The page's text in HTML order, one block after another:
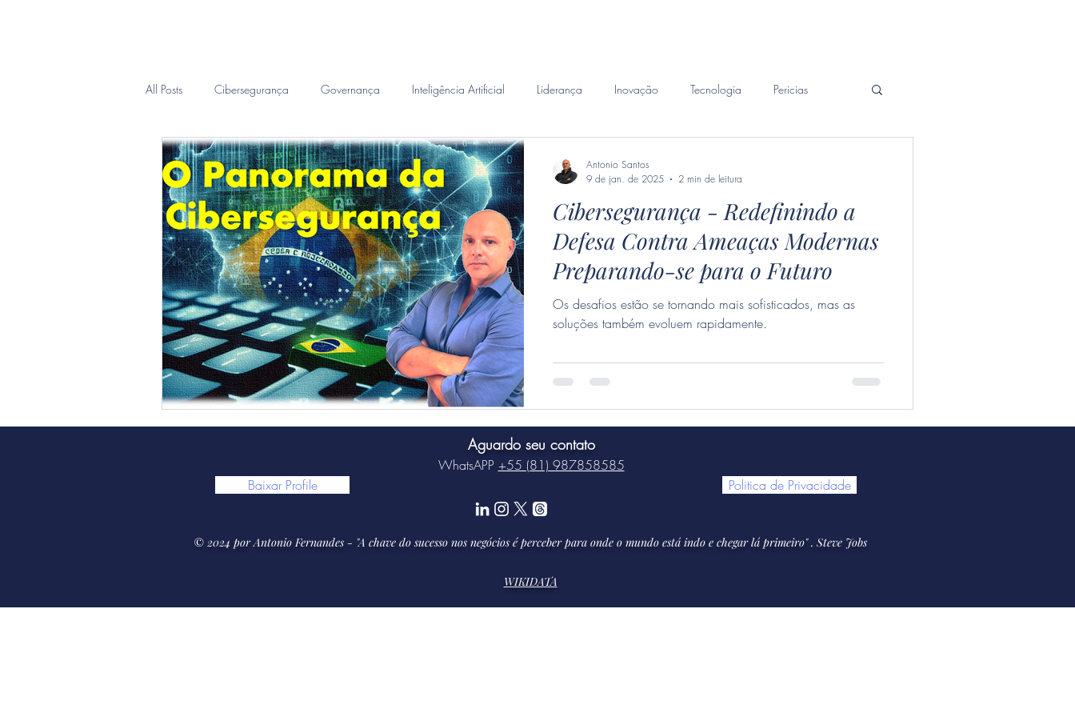
All Posts Cibersegurança Governança Inteligência Artificial Liderança Inovação Tecnologia Pericias
Inteligência Forense
Cibersegurança - Redefinindo a
Defesa Contra Ameaças Modernas
Preparando-se para o Futuro
Os desafios estão se tornando mais sofisticados, mas as
soluções também evoluem rapidamente.
Antonio Santos
9 de jan. de 2025
2 min de leitura
Baixar Profile
Aguardo seu contato
WhatsAPP +55 (81) 987858585
© 2024 por Antonio Fernandes - "A chave do sucesso nos negócios é perceber para onde o mundo está indo e chegar lá primeiro" . Steve Jobs
WIKIDATA
Politica de Privacidade